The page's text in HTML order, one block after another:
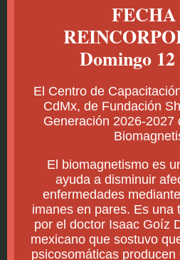
Domingo
El Centro de
CdMx, de Fundación
Generación 2026-2027
El biomagnetismo es
ayuda a disminuir
enfermedades
imanes en pares. Es una
por el doctor Isaac Goíz
mexicano que sostuvo
psicosomáticas